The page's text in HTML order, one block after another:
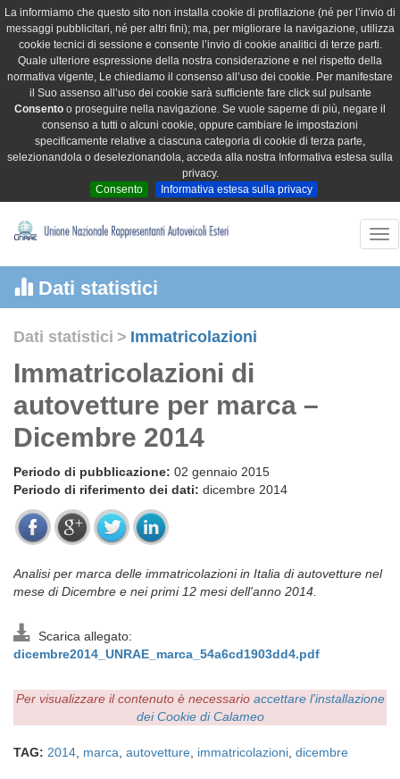
La informiamo che questo sito non installa cookie di profilazione (né per l’invio di
messaggi pubblicitari, né per altri fini); ma, per migliorare la navigazione, utilizza
cookie tecnici di sessione e consente l’invio di cookie analitici di terze parti.
Quale ulteriore espressione della nostra considerazione e nel rispetto della
normativa vigente, Le chiediamo il consenso all’uso dei cookie. Per manifestare
il Suo assenso all’uso dei cookie sarà sufficiente fare click sul pulsante
Consento o proseguire nella navigazione. Se vuole saperne di più, negare il
consenso a tutti o alcuni cookie, oppure cambiare le impostazioni
specificamente relative a ciascuna categoria di cookie di terza parte,
selezionandola o deselezionandola, acceda alla nostra Informativa estesa sulla
privacy.
Consento
Informativa estesa sulla privacy
Dati statistici
Dati statistici > Immatricolazioni
Immatricolazioni di
autovetture per marca –
Dicembre 2014
Periodo di pubblicazione: 02 gennaio 2015
Periodo di riferimento dei dati: dicembre 2014
Analisi per marca delle immatricolazioni in Italia di autovetture nel
mese di Dicembre e nei primi 12 mesi dell'anno 2014.
Scarica allegato:
dicembre2014_UNRAE_marca_54a6cd1903dd4.pdf
Per visualizzare il contenuto è necessario accettare l'installazione
dei Cookie di Calameo
TAG: 2014 marca autovetture immatricolazioni dicembre